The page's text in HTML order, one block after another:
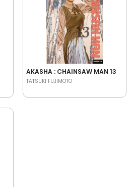
AKASHA : CHAINSAW MAN 13
TATSUKI FUJIMOTO